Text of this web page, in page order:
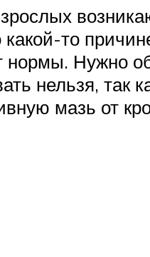
то
Нужно
нельзя,
мазь от